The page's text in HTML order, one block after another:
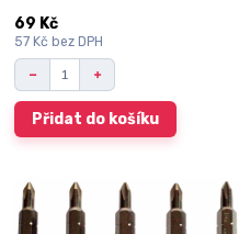
69 Kč
57 Kč bez DPH
Přidat do košíku